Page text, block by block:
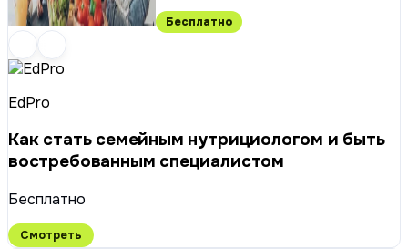
Бесплатно
EdPro
Как стать семейным нутрициологом и быть
востребованным специалистом
Бесплатно
Смотреть